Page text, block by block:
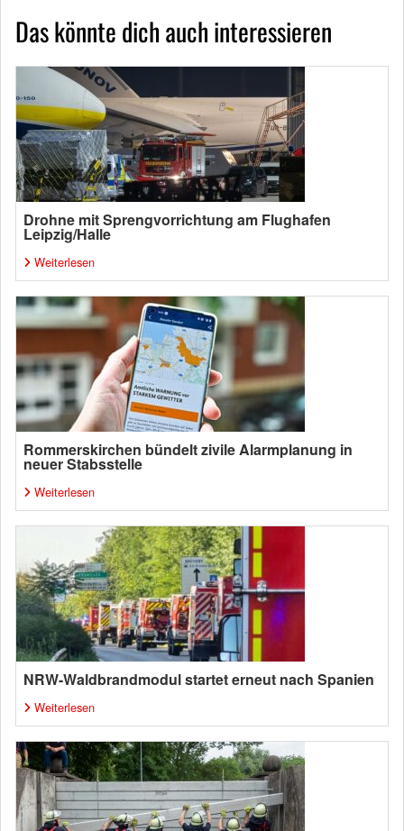
Das könnte dich auch interessieren
Drohne mit Sprengvorrichtung am Flughafen
Leipzig/Halle
Weiterlesen
Rommerskirchen bündelt zivile Alarmplanung in
neuer Stabsstelle
Weiterlesen
NRW-Waldbrandmodul startet erneut nach Spanien
Weiterlesen